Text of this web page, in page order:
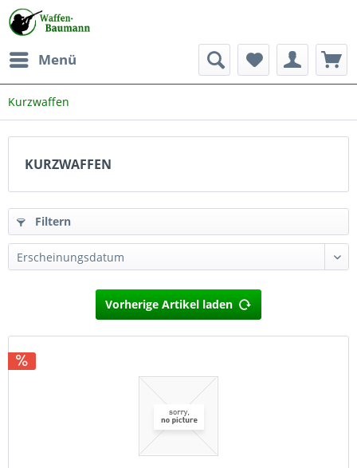
Menü
Kurzwaffen
KURZWAFFEN
Filtern
Vorherige Artikel laden